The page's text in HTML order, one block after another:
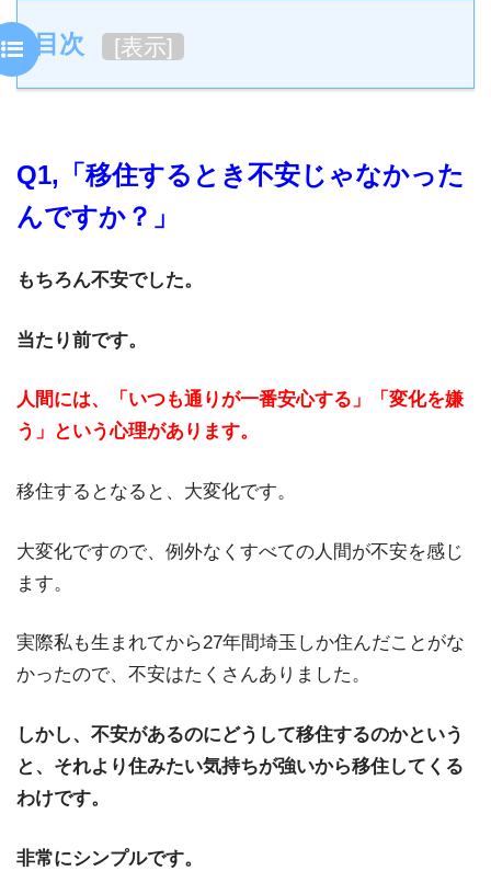
目次 [表示]
Q1, 「移住するとき不安じゃなかった
んですか？」
もちろん不安でした。
当たり前です。
人間には、「いつも通りが一番安心する」「変化を嫌
う」という心理があります。
移住するとなると、大変化です。
大変化ですので、例外なくすべての人間が不安を感じ
ます。
実際私も生まれてから27年間埼玉しか住んだことがな
かったので、不安はたくさんありました。
しかし、不安があるのにどうして移住するのかという
と、それより住みたい気持ちが強いから移住してくる
わけです。
非常にシンプルです。